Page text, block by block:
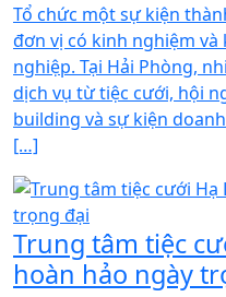
Tổ chức một sự kiện
đơn vị có kinh nghiệm
nghiệp. Tại Hải Phòng,
dịch vụ từ tiệc cưới, hội
building và sự kiện
[…]
Trung tâm tiệc
hoàn hảo ngày